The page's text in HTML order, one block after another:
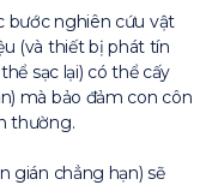
bước nghiên cứu vật
(và thiết bị phát tín
sạc lại) có thể cấy
mà bảo đảm con côn
thường.
gián chẳng hạn) sẽ